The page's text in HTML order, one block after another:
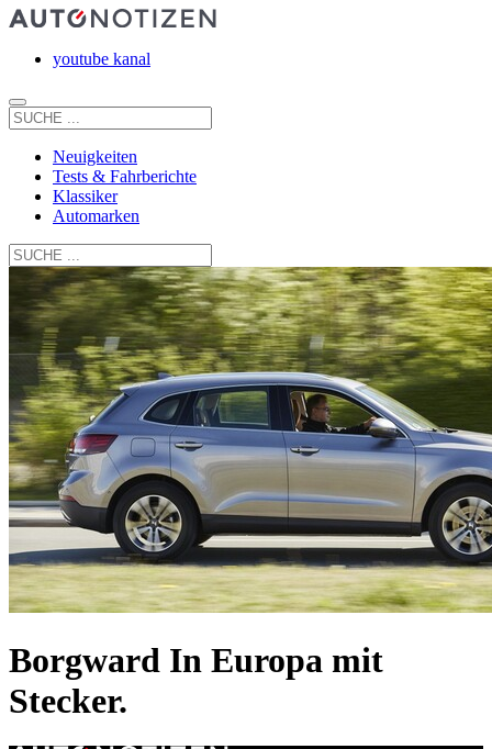
youtube kanal
Neuigkeiten
Tests & Fahrberichte
Klassiker
Automarken
Borgward In Europa mit
Stecker.